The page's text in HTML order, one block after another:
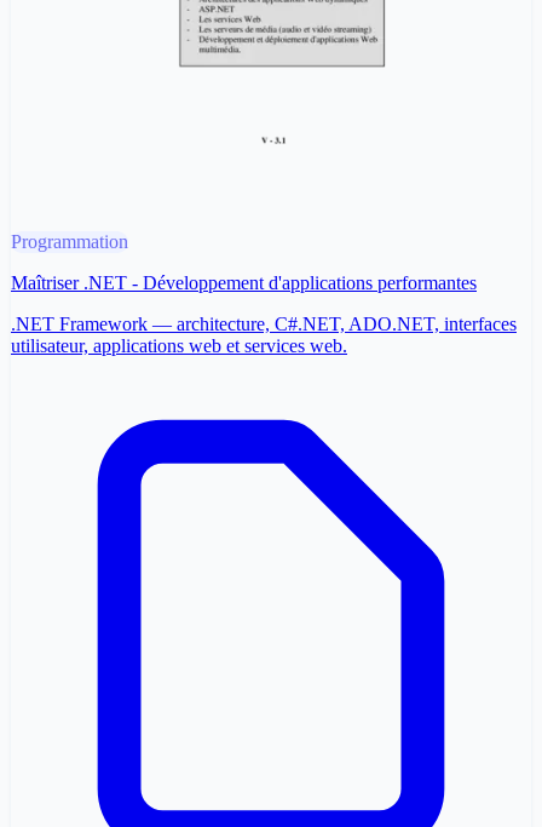
Programmation
Maîtriser .NET - Développement d'applications performantes
.NET Framework — architecture, C#.NET, ADO.NET, interfaces
utilisateur, applications web et services web.